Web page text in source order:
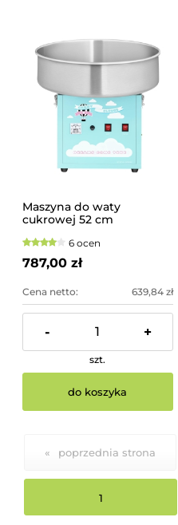
Maszyna do waty
cukrowej 52 cm
6 ocen
787,00 zł
Cena netto: 639,84 zł
- +
szt.
do koszyka
«
1